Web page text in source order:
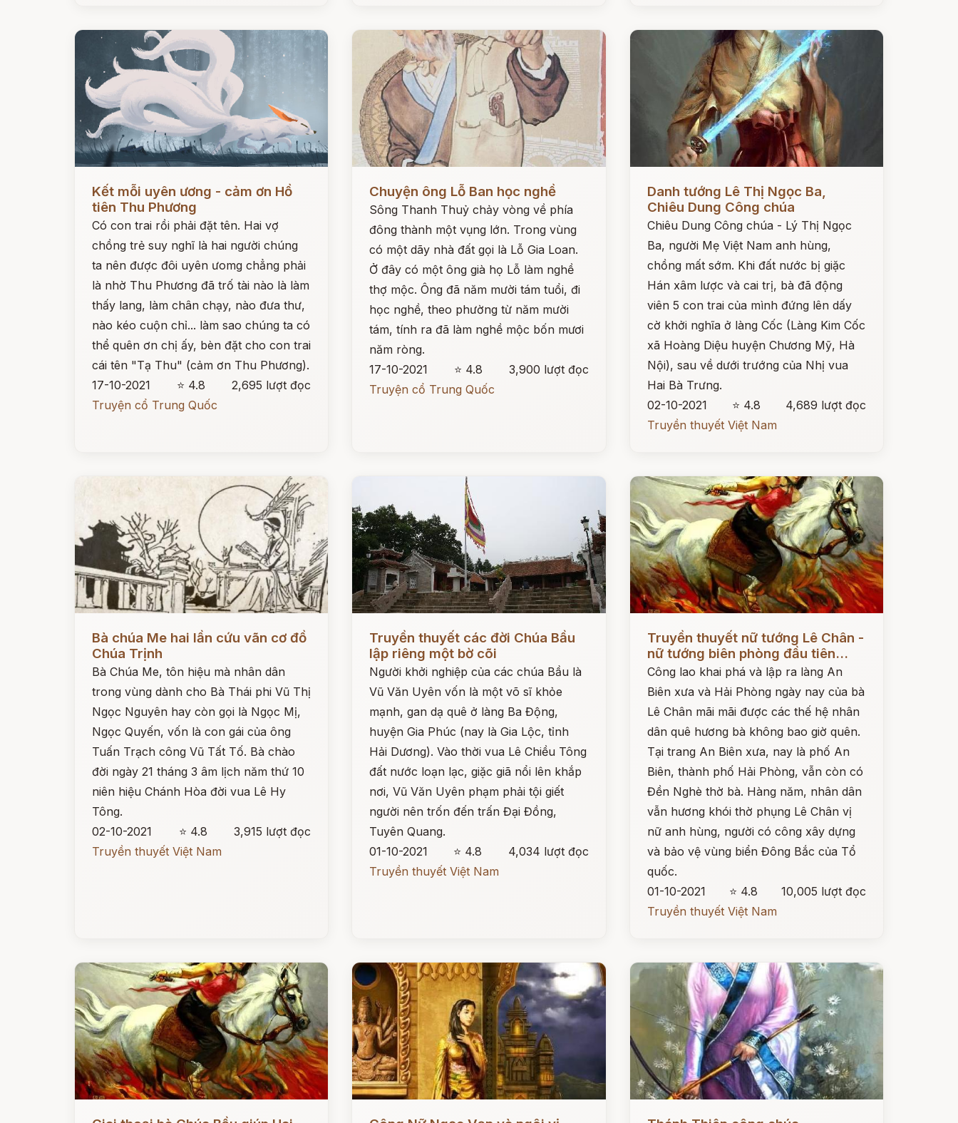
Đọc ngay
Kết mỗi uyên ương - cảm ơn Hồ
tiên Thu Phương
Có con trai rồi phải đặt tên. Hai vợ
chồng trẻ suy nghĩ là hai người chúng
ta nên được đôi uyên ưomg chẳng phải
là nhờ Thu Phương đã trố tài nào là làm
thấy lang, làm chân chạy, nào đưa thư,
nào kéo cuộn chỉ... làm sao chúng ta có
thể quên ơn chị ấy, bèn đặt cho con trai
cái tên "Tạ Thu" (cảm ơn Thu Phương).
17-10-2021
⭐ 4.8
2,695 lượt đọc
Truyện cổ Trung Quốc
Chuyện ông Lỗ Ban học nghề
Sông Thanh Thuỷ chảy vòng về phía
đông thành một vụng lớn. Trong vùng
có một dãy nhà đất gọi là Lỗ Gia Loan.
Ở đây có một ông già họ Lỗ làm nghề
thợ mộc. Ông đã năm mười tám tuổi, đi
học nghề, theo phường từ năm mười
tám, tính ra đã làm nghề mộc bốn mươi
năm ròng.
17-10-2021
⭐ 4.8
3,900 lượt đọc
Truyện cổ Trung Quốc
Danh tướng Lê Thị Ngọc Ba,
Chiêu Dung Công chúa
Chiêu Dung Công chúa - Lý Thị Ngọc
Ba, người Mẹ Việt Nam anh hùng,
chồng mất sớm. Khi đất nước bị giặc
Hán xâm lược và cai trị, bà đã động
viên 5 con trai của mình đứng lên dấy
cờ khởi nghĩa ở làng Cốc (Làng Kim Cốc
xã Hoàng Diệu huyện Chương Mỹ, Hà
Nội), sau về dưới trướng của Nhị vua
Hai Bà Trưng.
02-10-2021
⭐ 4.8
4,689 lượt đọc
Truyền thuyết Việt Nam
Bà chúa Me hai lần cứu vãn cơ đồ
Chúa Trịnh
Bà Chúa Me, tôn hiệu mà nhân dân
trong vùng dành cho Bà Thái phi Vũ Thị
Ngọc Nguyên hay còn gọi là Ngọc Mị,
Ngọc Quyến, vốn là con gái của ông
Tuấn Trạch công Vũ Tất Tố. Bà chào
đời ngày 21 tháng 3 âm lịch năm thứ 10
niên hiệu Chánh Hòa đời vua Lê Hy
Tông.
02-10-2021
⭐ 4.8
3,915 lượt đọc
Truyền thuyết Việt Nam
Đọc ngay
Truyền thuyết các đời Chúa Bầu
lập riêng một bờ cõi
Người khởi nghiệp của các chúa Bầu là
Vũ Văn Uyên vốn là một võ sĩ khỏe
mạnh, gan dạ quê ở làng Ba Động,
huyện Gia Phúc (nay là Gia Lộc, tỉnh
Hải Dương). Vào thời vua Lê Chiều Tông
đất nước loạn lạc, giặc giã nổi lên khắp
nơi, Vũ Văn Uyên phạm phải tội giết
người nên trốn đến trấn Đại Đồng,
Tuyên Quang.
01-10-2021
⭐ 4.8
4,034 lượt đọc
Truyền thuyết Việt Nam
Đọc ngay
Truyền thuyết nữ tướng Lê Chân -
nữ tướng biên phòng đầu tiên...
Công lao khai phá và lập ra làng An
Biên xưa và Hải Phòng ngày nay của bà
Lê Chân mãi mãi được các thế hệ nhân
dân quê hương bà không bao giờ quên.
Tại trang An Biên xưa, nay là phố An
Biên, thành phố Hải Phòng, vẫn còn có
Đền Nghè thờ bà. Hàng năm, nhân dân
vẫn hương khói thờ phụng Lê Chân vị
nữ anh hùng, người có công xây dựng
và bảo vệ vùng biển Đông Bắc của Tổ
quốc.
01-10-2021
⭐ 4.8
10,005 lượt đọc
Truyền thuyết Việt Nam